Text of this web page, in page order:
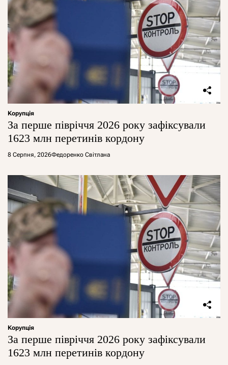
Корупція
За перше півріччя 2026 року зафіксували
1623 млн перетинів кордону
8 Серпня, 2026Федоренко Світлана
Корупція
За перше півріччя 2026 року зафіксували
1623 млн перетинів кордону